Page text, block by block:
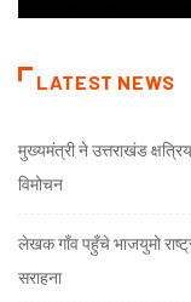
LATEST NEWS
मुख्यमंत्री ने उत्तराखंड
विमोचन
लेखक गाँव पहुँचे भाजयुमो
सराहना